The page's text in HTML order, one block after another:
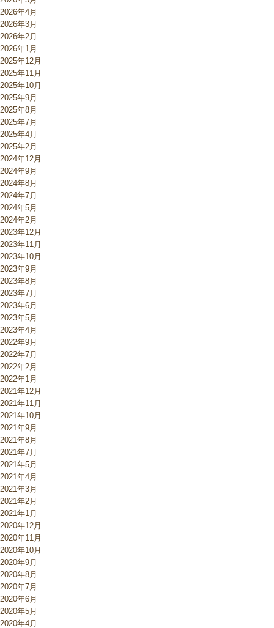
2026年4月
2026年3月
2026年2月
2026年1月
2025年12月
2025年11月
2025年10月
2025年9月
2025年8月
2025年7月
2025年4月
2025年2月
2024年12月
2024年9月
2024年8月
2024年7月
2024年5月
2024年2月
2023年12月
2023年11月
2023年10月
2023年9月
2023年8月
2023年7月
2023年6月
2023年5月
2023年4月
2022年9月
2022年7月
2022年2月
2022年1月
2021年12月
2021年11月
2021年10月
2021年9月
2021年8月
2021年7月
2021年5月
2021年4月
2021年3月
2021年2月
2021年1月
2020年12月
2020年11月
2020年10月
2020年9月
2020年8月
2020年7月
2020年6月
2020年5月
2020年4月